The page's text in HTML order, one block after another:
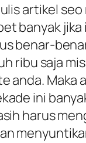
artikel
banyak
benar-
ribu saja
anda. Maka
ini
harus